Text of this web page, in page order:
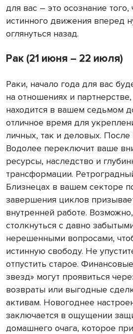
для вас – это осознание
истинного движения вперед
оглянуться назад.
Рак (21 июня – 22 июля)
Раки, начало года для вас
на отношениях и
находится в вашем седьмом
отличное время для
личных, так и деловых.
Водолее переключит ваше
ресурсы, наследство и
трансформации.
Близнецах в вашем секторе
завершения циклов
внутренней работе.
столкнуться с давно
нерешенными вопросами,
истинную свободу. Не
отпустить старое.
звезд» могут проявиться
возвраты или выгодные
активам. Новогоднее
заключается в ощущении
домашнего очага, которое